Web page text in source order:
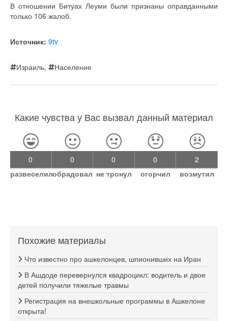
В отношении Битуах Леуми были признаны оправданными
только 106 жалоб.
Источник: 9tv
Израиль, Население
Какие чувства у Вас вызвал данный материал
0
развеселил
0
обрадовал
0
не тронул
0
огорчил
2
возмутил
Похожие материалы
Что известно про ашкелонцев, шпионивших на Иран
В Ашдоде перевернулся квадроцикл: водитель и двое
детей получили тяжелые травмы
Регистрация на внешкольные программы в Ашкелоне
открыта!